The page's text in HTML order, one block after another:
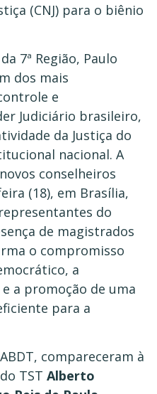
(CNJ) para o biênio
7ª Região, Paulo
dos mais
e
Judiciário brasileiro,
da Justiça do
nacional. A
conselheiros
(18), em Brasília,
do
de magistrados
o compromisso
a
a promoção de uma
para a
compareceram à
TST Alberto